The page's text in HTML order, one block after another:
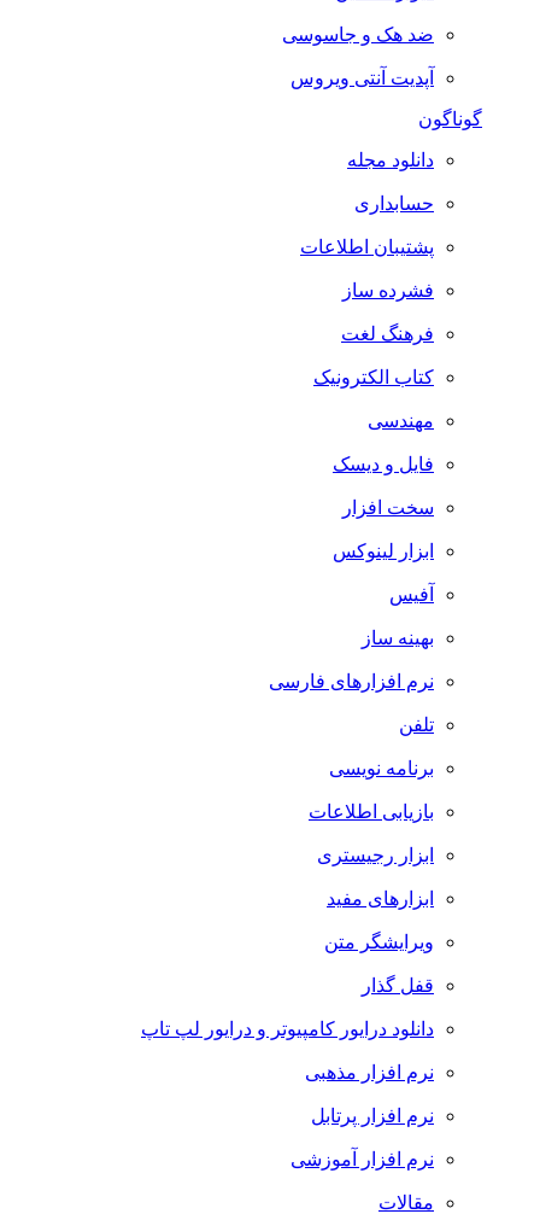
ضد هک و جاسوسی
آپدیت آنتی ویروس
گوناگون
دانلود مجله
حسابداری
پشتیبان اطلاعات
فشرده ساز
فرهنگ لغت
کتاب الکترونیک
مهندسی
فایل و دیسک
سخت افزار
ابزار لینوکس
آفیس
بهینه ساز
نرم افزارهای فارسی
تلفن
برنامه نویسی
بازیابی اطلاعات
ابزار رجیستری
ابزارهای مفید
ویرایشگر متن
قفل گذار
دانلود درایور کامپیوتر و درایور لپ تاپ
نرم افزار مذهبی
نرم افزار پرتابل
نرم افزار آموزشی
مقالات